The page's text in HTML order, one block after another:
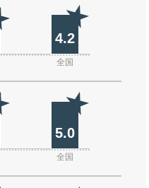
4.2
全国
5.0
全国